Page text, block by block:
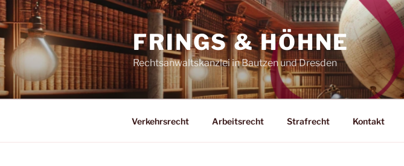
Zum
Inhalt
springen
FRINGS & HÖHNE
Rechtsanwaltskanzlei in Bautzen und Dresden
Verkehrsrecht Arbeitsrecht Strafrecht Kontakt